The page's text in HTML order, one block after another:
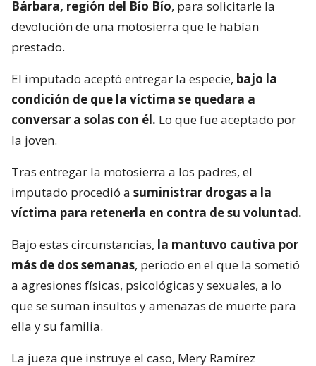
Bárbara, región del Bío Bío, para solicitarle la
devolución de una motosierra que le habían
prestado.
El imputado aceptó entregar la especie, bajo la
condición de que la víctima se quedara a
conversar a solas con él. Lo que fue aceptado por
la joven.
Tras entregar la motosierra a los padres, el
imputado procedió a suministrar drogas a la
víctima para retenerla en contra de su voluntad.
Bajo estas circunstancias, la mantuvo cautiva por
más de dos semanas, periodo en el que la sometió
a agresiones físicas, psicológicas y sexuales, a lo
que se suman insultos y amenazas de muerte para
ella y su familia.
La jueza que instruye el caso, Mery Ramírez